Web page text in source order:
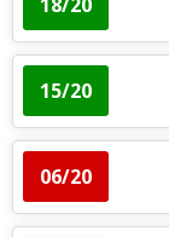
15/20
06/20